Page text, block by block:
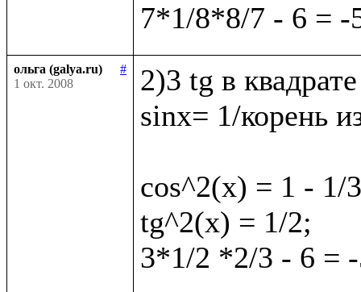
ольга (galya.ru)
#
1 окт. 2008
2)3 tg в
sinx= 1/корень
cos^2(x) = 1 - 1/
tg^2(x) = 1/2;